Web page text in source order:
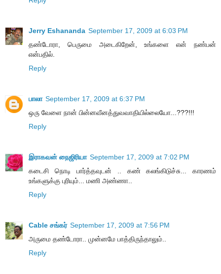
Jerry Eshananda September 17, 2009 at 6:03 PM
தண்டோரா, பெருமை அடைகிறேன், உங்களை என் நண்பன்
என்பதில்.
Reply
பாலா September 17, 2009 at 6:37 PM
ஒரு வேளை நான் பின்னவீனத்துவவாதியில்லையோ...???!!!
Reply
இராகவன் நைஜிரியா September 17, 2009 at 7:02 PM
கடைசி நொடி பார்த்தவுடன் .. கண் கலங்கிடுச்சு... காரணம்
உங்களுக்கு புரியும்... மணி அண்ணா..
Reply
Cable சங்கர் September 17, 2009 at 7:56 PM
அருமை தண்டோரா.. முன்னமே பாத்திருந்தாலும்..
Reply